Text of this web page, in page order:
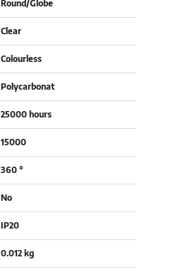
Round/Globe
Clear
Colourless
Polycarbonat
25000 hours
15000
360 °
No
IP20
0.012 kg